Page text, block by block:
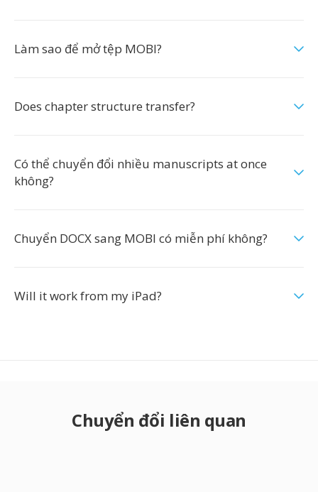
Làm sao để mở tệp MOBI?
Does chapter structure transfer?
Có thể chuyển đổi nhiều manuscripts at once
không?
Chuyển DOCX sang MOBI có miễn phí không?
Will it work from my iPad?
Chuyển đổi liên quan